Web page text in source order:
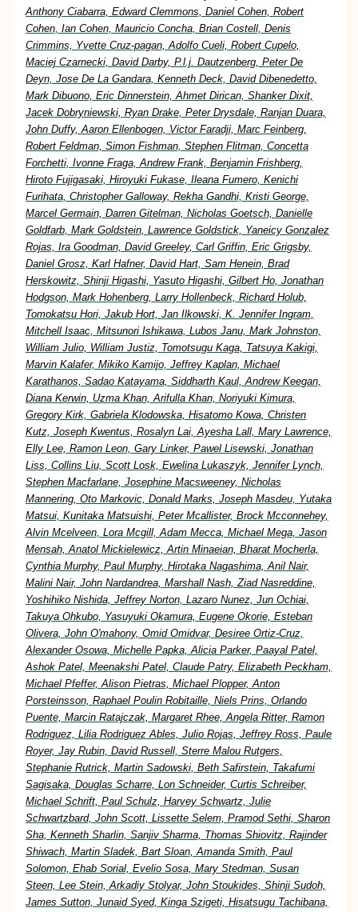
Anthony Ciabarra, Edward Clemmons, Daniel Cohen, Robert
Cohen, Ian Cohen, Mauricio Concha, Brian Costell, Denis
Crimmins, Yvette Cruz-pagan, Adolfo Cueli, Robert Cupelo,
Maciej Czarnecki, David Darby, P.l.j. Dautzenberg, Peter De
Deyn, Jose De La Gandara, Kenneth Deck, David Dibenedetto,
Mark Dibuono, Eric Dinnerstein, Ahmet Dirican, Shanker Dixit,
Jacek Dobryniewski, Ryan Drake, Peter Drysdale, Ranjan Duara,
John Duffy, Aaron Ellenbogen, Victor Faradji, Marc Feinberg,
Robert Feldman, Simon Fishman, Stephen Flitman, Concetta
Forchetti, Ivonne Fraga, Andrew Frank, Benjamin Frishberg,
Hiroto Fujigasaki, Hiroyuki Fukase, Ileana Fumero, Kenichi
Furihata, Christopher Galloway, Rekha Gandhi, Kristi George,
Marcel Germain, Darren Gitelman, Nicholas Goetsch, Danielle
Goldfarb, Mark Goldstein, Lawrence Goldstick, Yaneicy Gonzalez
Rojas, Ira Goodman, David Greeley, Carl Griffin, Eric Grigsby,
Daniel Grosz, Karl Hafner, David Hart, Sam Henein, Brad
Herskowitz, Shinji Higashi, Yasuto Higashi, Gilbert Ho, Jonathan
Hodgson, Mark Hohenberg, Larry Hollenbeck, Richard Holub,
Tomokatsu Hori, Jakub Hort, Jan Ilkowski, K. Jennifer Ingram,
Mitchell Isaac, Mitsunori Ishikawa, Lubos Janu, Mark Johnston,
William Julio, William Justiz, Tomotsugu Kaga, Tatsuya Kakigi,
Marvin Kalafer, Mikiko Kamijo, Jeffrey Kaplan, Michael
Karathanos, Sadao Katayama, Siddharth Kaul, Andrew Keegan,
Diana Kerwin, Uzma Khan, Arifulla Khan, Noriyuki Kimura,
Gregory Kirk, Gabriela Klodowska, Hisatomo Kowa, Christen
Kutz, Joseph Kwentus, Rosalyn Lai, Ayesha Lall, Mary Lawrence,
Elly Lee, Ramon Leon, Gary Linker, Pawel Lisewski, Jonathan
Liss, Collins Liu, Scott Losk, Ewelina Lukaszyk, Jennifer Lynch,
Stephen Macfarlane, Josephine Macsweeney, Nicholas
Mannering, Oto Markovic, Donald Marks, Joseph Masdeu, Yutaka
Matsui, Kunitaka Matsuishi, Peter Mcallister, Brock Mcconnehey,
Alvin Mcelveen, Lora Mcgill, Adam Mecca, Michael Mega, Jason
Mensah, Anatol Mickielewicz, Artin Minaeian, Bharat Mocherla,
Cynthia Murphy, Paul Murphy, Hirotaka Nagashima, Anil Nair,
Malini Nair, John Nardandrea, Marshall Nash, Ziad Nasreddine,
Yoshihiko Nishida, Jeffrey Norton, Lazaro Nunez, Jun Ochiai,
Takuya Ohkubo, Yasuyuki Okamura, Eugene Okorie, Esteban
Olivera, John O'mahony, Omid Omidvar, Desiree Ortiz-Cruz,
Alexander Osowa, Michelle Papka, Alicia Parker, Paayal Patel,
Ashok Patel, Meenakshi Patel, Claude Patry, Elizabeth Peckham,
Michael Pfeffer, Alison Pietras, Michael Plopper, Anton
Porsteinsson, Raphael Poulin Robitaille, Niels Prins, Orlando
Puente, Marcin Ratajczak, Margaret Rhee, Angela Ritter, Ramon
Rodriguez, Lilia Rodriguez Ables, Julio Rojas, Jeffrey Ross, Paule
Royer, Jay Rubin, David Russell, Sterre Malou Rutgers,
Stephanie Rutrick, Martin Sadowski, Beth Safirstein, Takafumi
Sagisaka, Douglas Scharre, Lon Schneider, Curtis Schreiber,
Michael Schrift, Paul Schulz, Harvey Schwartz, Julie
Schwartzbard, John Scott, Lissette Selem, Pramod Sethi, Sharon
Sha, Kenneth Sharlin, Sanjiv Sharma, Thomas Shiovitz, Rajinder
Shiwach, Martin Sladek, Bart Sloan, Amanda Smith, Paul
Solomon, Ehab Sorial, Evelio Sosa, Mary Stedman, Susan
Steen, Lee Stein, Arkadiy Stolyar, John Stoukides, Shinji Sudoh,
James Sutton, Junaid Syed, Kinga Szigeti, Hisatsugu Tachibana,